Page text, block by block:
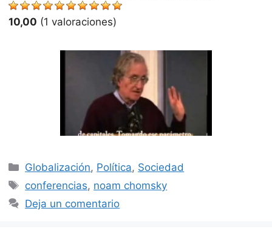
10,00 (1 valoraciones)
Categorías
Globalización, Política, Sociedad
Etiquetas
conferencias, noam chomsky
Deja un comentario